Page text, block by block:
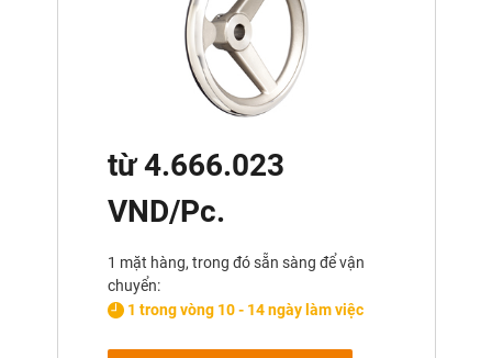
từ 4.666.023
VND/Pc.
1 mặt hàng, trong đó sẵn sàng để vận
chuyển:
1 trong vòng 10 - 14 ngày làm việc